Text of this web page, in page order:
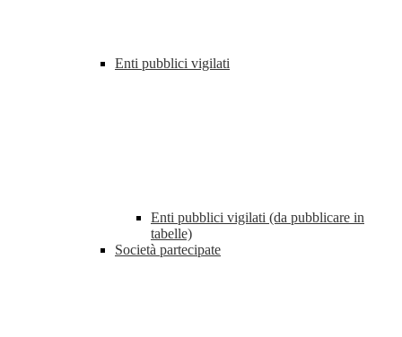
Enti pubblici vigilati
Enti pubblici vigilati (da pubblicare in
tabelle)
Società partecipate